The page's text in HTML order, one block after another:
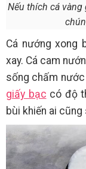
Nếu thích cá
Cá nướng
xay. Cá cam
sống chấm
giấy bạc có độ
bùi khiến ai cũng